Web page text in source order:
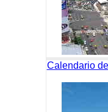
Calendario